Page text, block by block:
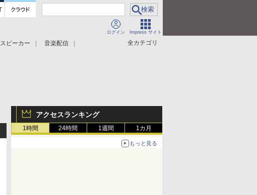
ログイン Impress サイト
全カテゴリ
スピーカー
音楽配信
アクセスランキング
1時間 24時間 1週間 1カ月
もっと見る